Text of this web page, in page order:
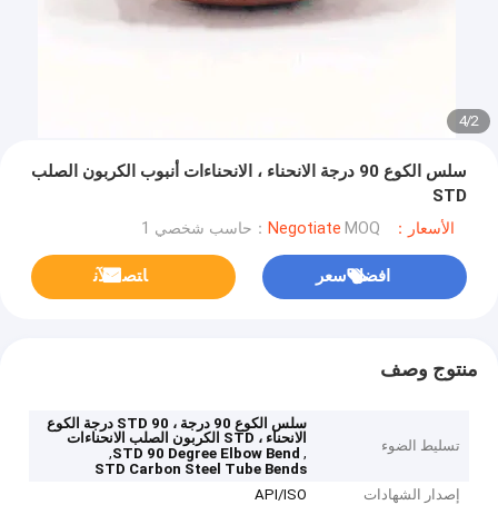
2
/
4
سلس الكوع 90 درجة الانحناء ، الانحناءات أنبوب الكربون الصلب
STD
الأسعار：Negotiate MOQ：حاسب شخصي 1
افضل سعر ﺎﺘﺼﻟ ﺍﻶﻧ
منتوج وصف
تسليط الضوء
سلس الكوع 90 درجة ، STD 90 درجة الكوع
الانحناء ، STD الكربون الصلب الانحناءات
,
STD 90 Degree Elbow Bend
,
STD Carbon Steel Tube Bends
إصدار الشهادات
API/ISO